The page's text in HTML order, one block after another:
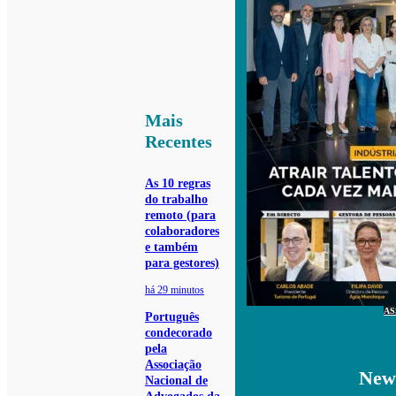
Mais
Recentes
As 10 regras
do trabalho
remoto (para
colaboradores
e também
para gestores)
há 29 minutos
Português
condecorado
pela
Associação
Nacional de